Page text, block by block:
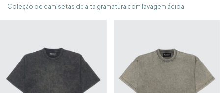
Coleção de camisetas de alta gramatura com lavagem ácida